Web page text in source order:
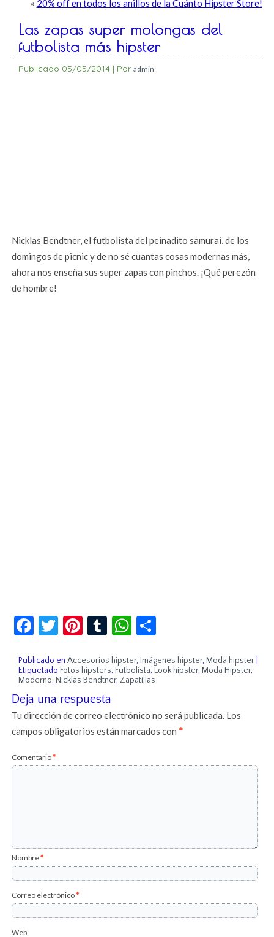
« 20% off en todos los anillos de la Cuánto Hipster Store!
Las zapas super molongas del
futbolista más hipster
Publicado 05/05/2014 | Por admin
Nicklas Bendtner, el futbolista del peinadito samurai, de los
domingos de picnic y de no sé cuantas cosas modernas más,
ahora nos enseña sus super zapas con pinchos. ¡Qué perezón
de hombre!
Facebook
Twitter
Pinterest
TumblrWhatsApp
Publicado en Accesorios hipster, Imágenes hipster, Moda hipster
Etiquetado Fotos hipsters, Futbolista, Look hipster, Moda Hipster,
Moderno, Nicklas Bendtner, Zapatillas
Deja una respuesta
Tu dirección de correo electrónico no será publicada. Los
campos obligatorios están marcados con*
Comentario*
Nombre*
Correo electrónico*
Web